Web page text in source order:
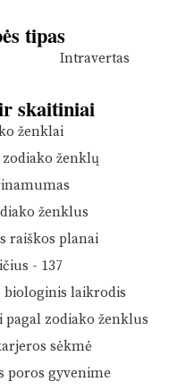
tipas
Intravertas
skaitiniai
ženklai
ženklų
ženklus
raiškos planai
- 137
biologinis laikrodis
zodiako ženklus
sėkmė
poros gyvenime